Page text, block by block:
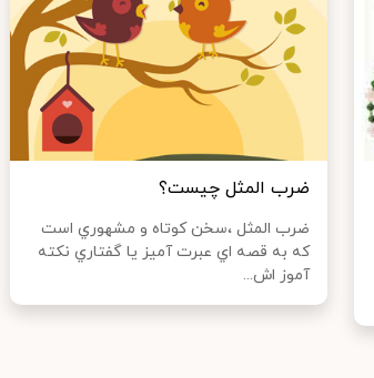
ضرب المثل چیست؟
ضرب المثل ،‌سخن كوتاه و مشهوري است
كه به قصه اي عبرت آميز يا گفتاري نكته
آموز اش...